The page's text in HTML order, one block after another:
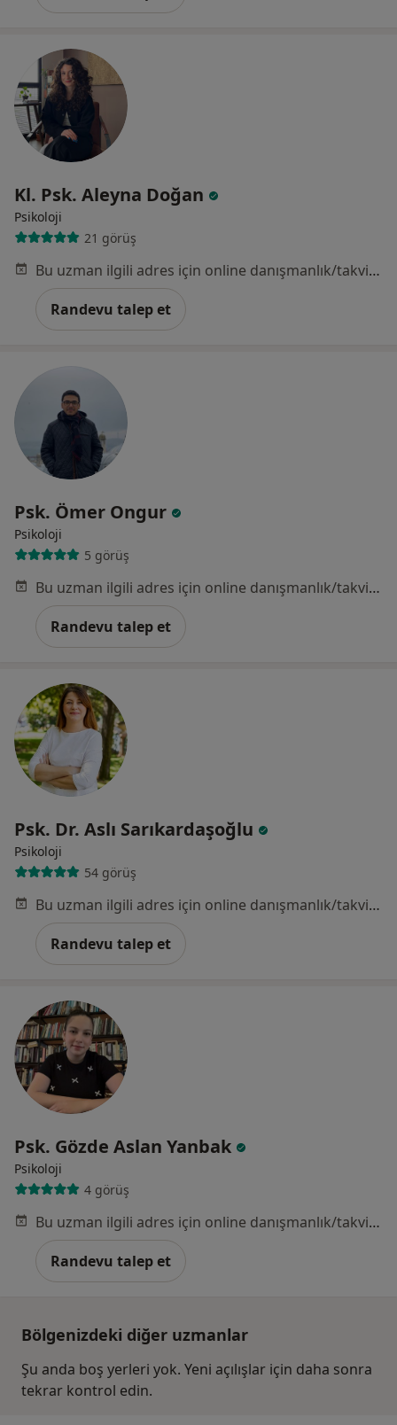
Kl. Psk. Aleyna Doğan
Psikoloji
21 görüş
Bu uzman ilgili adres için online danışmanlık/takvim sunmuyor.
Randevu talep et
Psk. Ömer Ongur
Psikoloji
5 görüş
Bu uzman ilgili adres için online danışmanlık/takvim sunmuyor.
Randevu talep et
Psk. Dr. Aslı Sarıkardaşoğlu
Psikoloji
54 görüş
Bu uzman ilgili adres için online danışmanlık/takvim sunmuyor.
Randevu talep et
Psk. Gözde Aslan Yanbak
Psikoloji
4 görüş
Bu uzman ilgili adres için online danışmanlık/takvim sunmuyor.
Randevu talep et
Bölgenizdeki diğer uzmanlar
Şu anda boş yerleri yok. Yeni açılışlar için daha sonra
tekrar kontrol edin.